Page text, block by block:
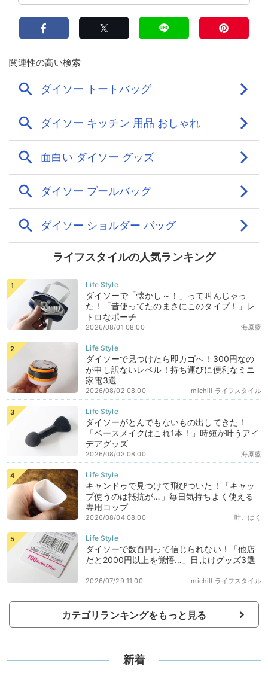
ライフスタイルの人気ランキング
ダイソーで「懐かし～！」って叫んじゃっ
た！「昔使ってたのまさにこのタイプ！」レ
トロなポーチ
海原藍
2026/08/01 08:00
ダイソーで見つけたら即カゴへ！300円なの
が申し訳ないレベル！持ち運びに便利なミニ
家電3選
michill ライフスタイル
2026/08/02 08:00
ダイソーがとんでもないもの出してきた！
「ベースメイクはこれ1本！」時短が叶うアイ
デアグッズ
海原藍
2026/08/03 08:00
キャンドゥで見つけて飛びついた！「キャッ
プ使うのは抵抗が…」毎日気持ちよく使える
専用コップ
叶こはく
2026/08/04 08:00
ダイソーで数百円って信じられない！「他店
だと2000円以上を覚悟…」日よけグッズ3選
michill ライフスタイル
2026/07/29 11:00
カテゴリランキングをもっと見る
新着